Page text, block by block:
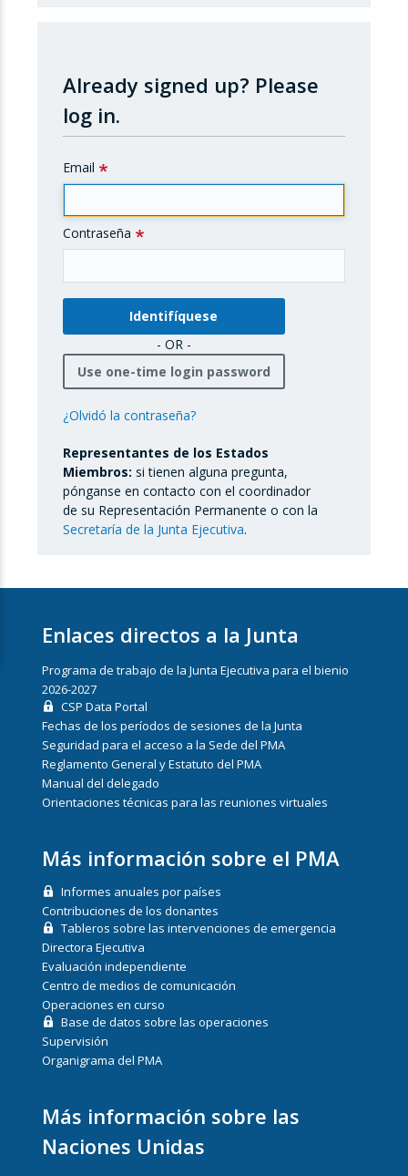
Already signed up? Please
log in.
Email
Contraseña
- OR -
Use one-time login password
¿Olvidó la contraseña?
Representantes de los Estados
Miembros: si tienen alguna pregunta,
pónganse en contacto con el coordinador
de su Representación Permanente o con la
Secretaría de la Junta Ejecutiva.
Enlaces directos a la Junta
Programa de trabajo de la Junta Ejecutiva para el bienio
2026-2027
CSP Data Portal
Fechas de los períodos de sesiones de la Junta
Seguridad para el acceso a la Sede del PMA
Reglamento General y Estatuto del PMA
Manual del delegado
Orientaciones técnicas para las reuniones virtuales
Más información sobre el PMA
Informes anuales por países
Contribuciones de los donantes
Tableros sobre las intervenciones de emergencia
Directora Ejecutiva
Evaluación independiente
Centro de medios de comunicación
Operaciones en curso
Base de datos sobre las operaciones
Supervisión
Organigrama del PMA
Más información sobre las
Naciones Unidas